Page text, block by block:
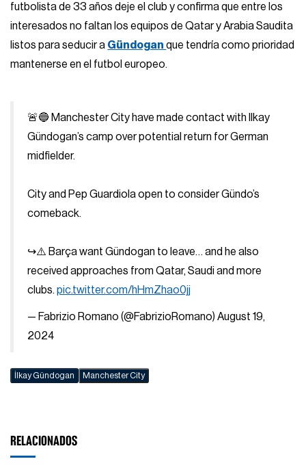
futbolista de 33 años deje el club y confirma que entre los
interesados no faltan los equipos de Qatar y Arabia Saudita
listos para seducir a Gündoganque tendría como prioridad
mantenerse en el futbol europeo.
🚨🔵 Manchester City have made contact with Ilkay
Gündogan’s camp over potential return for German
midfielder.
City and Pep Guardiola open to consider Gündo’s
comeback.
↪️⚠️ Barça want Gündogan to leave… and he also
received approaches from Qatar, Saudi and more
clubs.pic.twitter.com/hHmZhao0jj
— Fabrizio Romano (@FabrizioRomano)August 19,
2024
İlkay Gündogan Manchester City
RELACIONADOS